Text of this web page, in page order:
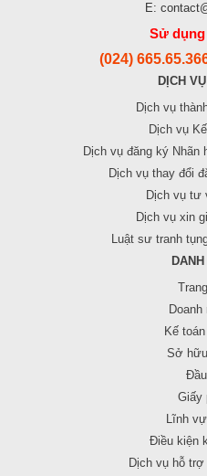
E:
Sử
(024)
DỊCH
Dịch vụ
Dịch vụ
Dịch vụ đăng ký Nhãn
Dịch vụ thay đổi
Dịch vụ tư
Dịch vụ xin
Luật sư tranh
Doanh
Kế
Sở
Giấy
Lĩnh
Điều kiện
Dịch vụ hỗ trợ